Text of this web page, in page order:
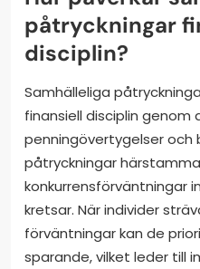
påtryckningar
disciplin?
Samhälleliga
finansiell disciplin
penningövertygelser och
påtryckningar
konkurrensförväntningar
kretsar. När individer
förväntningar kan de
sparande, vilket leder till